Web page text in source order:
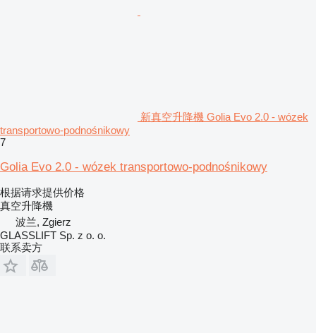
新真空升降機 Golia Evo 2.0 - wózek
transportowo-podnośnikowy
7
Golia Evo 2.0 - wózek transportowo-podnośnikowy
根据请求提供价格
真空升降機
波兰, Zgierz
GLASSLIFT Sp. z o. o.
联系卖方